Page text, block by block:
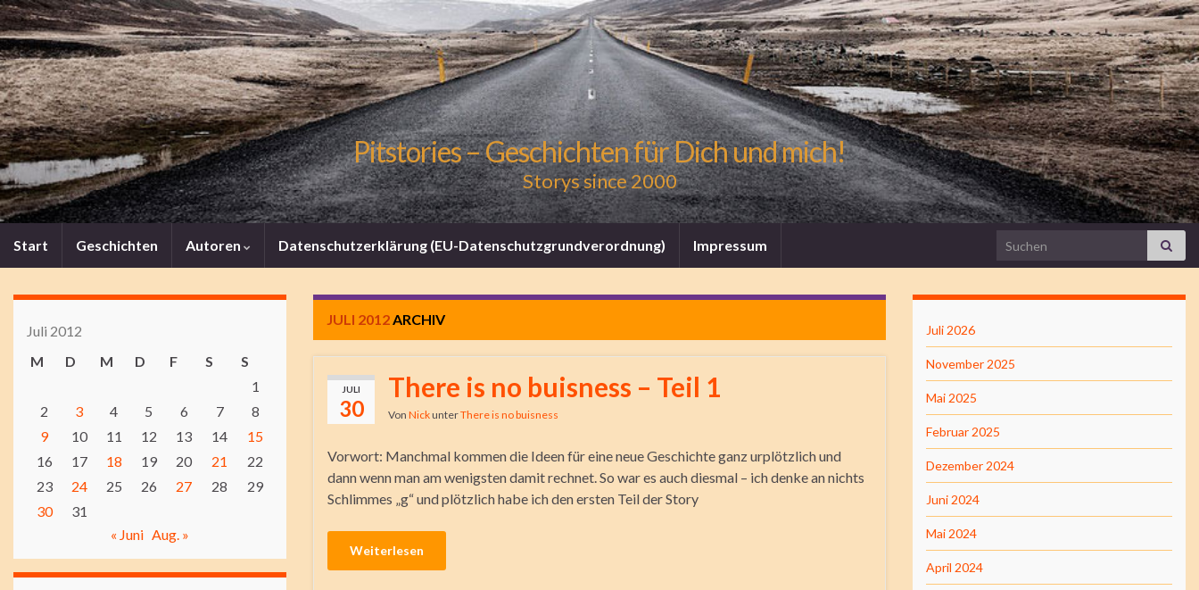
Pitstories – Geschichten für Dich und mich!
Storys since 2000
Start Geschichten Autoren Datenschutzerklärung (EU-Datenschutzgrundverordnung) Impressum Search for:
JULI 2012ARCHIV
JULI
30
There is no buisness – Teil 1
Von NickunterThere is no buisness
Vorwort: Manchmal kommen die Ideen für eine neue Geschichte ganz urplötzlich und
dann wenn man am wenigsten damit rechnet. So war es auch diesmal – ich denke an nichts
Schlimmes „g“ und plötzlich habe ich den ersten Teil der Story
Weiterlesen
Juli 2012
M
D M D F S
S
1
2
3 4 5 6 7
8
9
10 11 12 13 14
15
16
17 18 19 20 21
22
23
24 25 26 27 28
29
30
31
« Juni Aug. »
Juli 2026
November 2025
Mai 2025
Februar 2025
Dezember 2024
Juni 2024
Mai 2024
April 2024